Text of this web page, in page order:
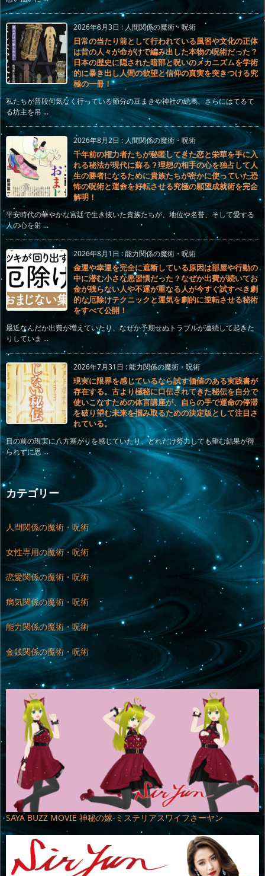
2026年8月3日 : 人間関係の魔術・呪術
日常の当たり前として行われている風習や文化の正体
は昔の人々が命がけで編み出した本物の呪術だった？
日本の歴史に隠された暗部と呪いのメカニズムを学術
的に暴き出し人間の欲望と信仰の真実を突きつける究
極の一冊！
私たちが普段何気なく行っている節分の豆まきや神社の絵馬、さらにはてるて
る坊主を吊 ...
2026年8月2日 : 人間関係の魔術・呪術
千年前の権力者たちが秘匿してきた恋と栄華を手に入
れる秘法が現代に蘇る？理想の相手の心を独占して人
生の勝者になるために貴族たちが密かに使っていた恐
怖の呪術と運命を好転させる究極の願望成就術を完全
解明！
平安時代の華やかな宮廷で生き抜いた貴族たちが、地位や名誉、そして愛する
人の心を射 ...
2026年8月1日 :能力関係の魔術・呪術
金運や幸運を完全に遮断している原因は部屋や行動の
中に潜む小さな悪習慣だった？なぜか出費が続いてお
金が残らない人や不運が重なる人が今すぐ試すべき劇
的な厄除けテクニックと運気を劇的に逆転させる秘術
をすべて公開！
最近なんだか出費が増えていたり、なぜか予期せぬトラブルが連続して起きた
りしていま ...
2026年7月31日 :能力関係の魔術・呪術
現実に限界を感じているなら試す価値のある実践書が
存在する。古より極秘に口伝されてきた秘伝を自分で
使いこなすための体言講座が、自らの手で運命の停滞
を破り望む未来を掴み取るための決定版として注目さ
れている。
目の前の現実に八方塞がりを感じていたり、どれだけ努力しても望む結果が得
られずに思 ...
カテゴリー
人間関係の魔術・呪術
女性専用の魔術・呪術
恋愛関係の魔術・呪術
病気関係の魔術・呪術
能力関係の魔術・呪術
金銭関係の魔術・呪術
SAYA BUZZ MOVIE 神秘の嫁-ミステリアスワイフさーヤン